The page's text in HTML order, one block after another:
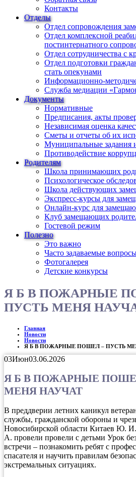
Контакты
Отделы
Отдел сопровождения
Отдел комплексной
постинтернатного
Отдел сотрудничества с
Отдел подготовки
стать опекунами
Информационно-
Служба медиации
Документы
Нормативные
Предписания, акты
Независимая оценка
Сметы и отчеты об их
Муниципальные задания
Противодействие
Родителям
Школа принимающих
Психологическое
Школа действующих
Экспресс-курсы для
Онлайн-курс для
Клуб замещающих
Гостевой режим
Полезно
Это важно
Часто задаваемые
Фотогалерея
Детские конкурсы
Я Б В ПОЖАРНЫЕ
ПУСТЬ МЕНЯ
Главная
Новости
Новости
Я Б В ПОЖАРНЫЕ ПОШЕЛ – ПУСТЬ
03Июн03.06.2026
Я Б В ПОЖАРНЫЕ
МЕНЯ НАУЧАТ
В преддверии летних каникул
службы, гражданской обороны и
Новосибирской области Китаев Ю.
А. провели провели с детьми Урок
встречи – познакомить ребят с
спасателя и научить правилам
экстремальных ситуациях.